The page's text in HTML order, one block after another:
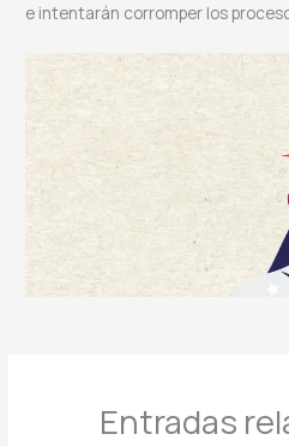
e intentarán corromper los
Entradas